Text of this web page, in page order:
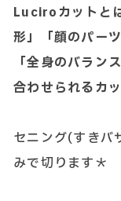
Luciroカットと
形」「顔のパー
「全身のバラン
合わせられるカ
セニング(すきバ
みで切ります＊